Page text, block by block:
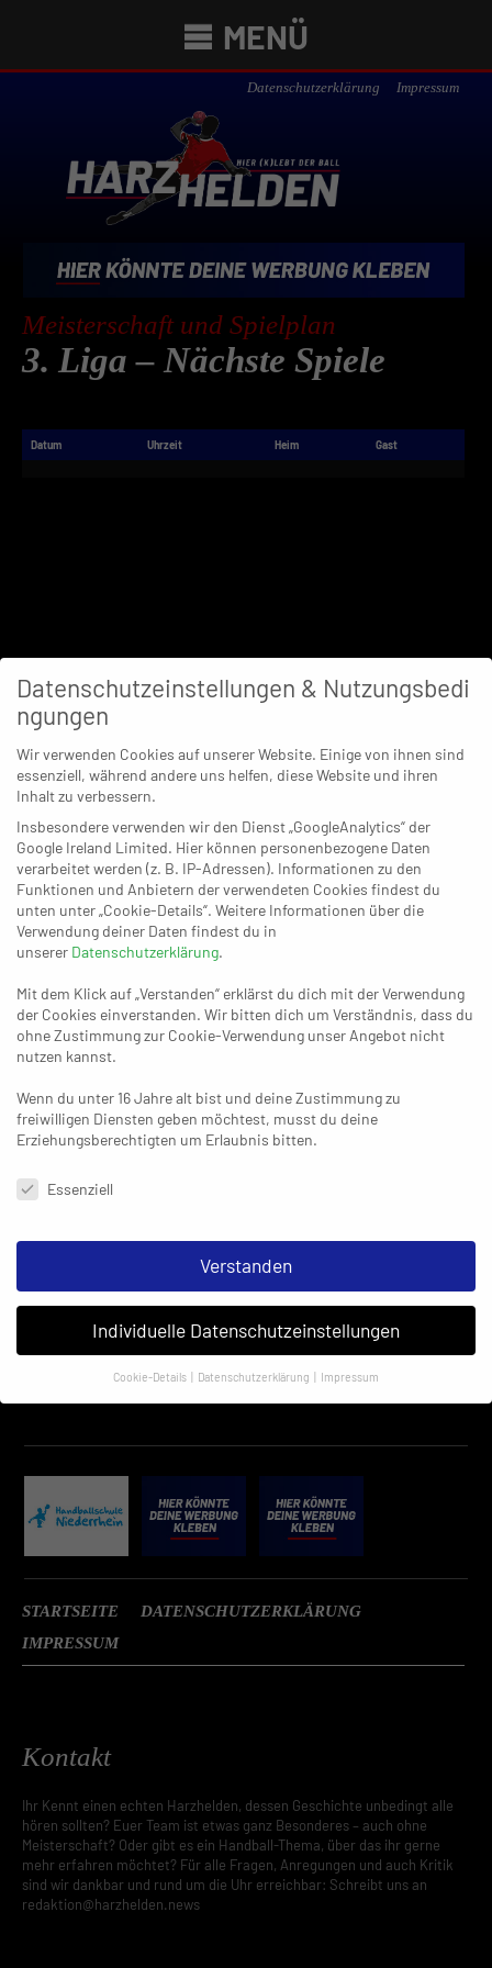
MENÜ
Datenschutzerklärung Impressum
Meisterschaft und Spielplan
3. Liga – Nächste Spiele
Datum Uhrzeit Heim Gast
STARTSEITE
DATENSCHUTZERKLÄRUNG
IMPRESSUM
Kontakt
Ihr Kennt einen echten Harzhelden, dessen Geschichte unbedingt alle
hören sollten? Euer Team ist etwas ganz Besonderes – auch ohne
Meisterschaft? Oder gibt es ein Handball-Thema, über das ihr gerne
mehr erfahren möchtet? Für alle Fragen, Anregungen und auch Kritik
sind wir dankbar und rund um die Uhr erreichbar: Schreibt uns an
redaktion@harzhelden.news
Datenschutzeinstellungen & Nutzungsbedi
ngungen
Wir verwenden Cookies auf unserer Website. Einige von ihnen sind
essenziell, während andere uns helfen, diese Website und ihren
Inhalt zu verbessern.
Insbesondere verwenden wir den Dienst „GoogleAnalytics“ der
Google Ireland Limited. Hier können personenbezogene Daten
verarbeitet werden (z. B. IP-Adressen). Informationen zu den
Funktionen und Anbietern der verwendeten Cookies findest du
unten unter „Cookie-Details“. Weitere Informationen über die
Verwendung deiner Daten findest du in
unserer Datenschutzerklärung.
Mit dem Klick auf „Verstanden“ erklärst du dich mit der Verwendung
der Cookies einverstanden. Wir bitten dich um Verständnis, dass du
ohne Zustimmung zur Cookie-Verwendung unser Angebot nicht
nutzen kannst.
Wenn du unter 16 Jahre alt bist und deine Zustimmung zu
freiwilligen Diensten geben möchtest, musst du deine
Erziehungsberechtigten um Erlaubnis bitten.
Datenschutzeinstellungen & Nutzungsbedingungen
Essenziell
Verstanden
Individuelle Datenschutzeinstellungen
Cookie-Details Datenschutzerklärung Impressum
Datenschutzeinstellungen
verarbeitet werden (z. B. IP-Adressen). Informationen zu den
Funktionen und Anbietern der verwendeten Cookies findest du
unten unter „Cookie-Details“. Weitere Informationen über die
Verwendung deiner Daten findest du in
Mit dem Klick auf „Verstanden“ erklärst du dich mit der Verwendung
ohne Zustimmung zur Cookie-Verwendung unser Angebot nicht
nutzen kannst.
Erziehungsberechtigten um Erlaubnis bitten.
weitere Informationen anzeigen lassen und so nur bestimmte
Cookies auswählen.
Speichern